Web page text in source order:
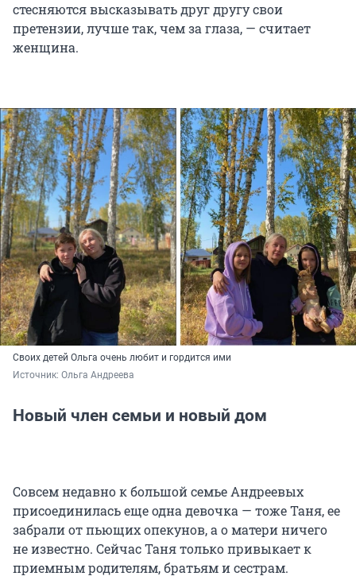
стесняются высказывать друг другу свои
претензии, лучше так, чем за глаза, — считает
женщина.
Своих детей Ольга очень любит и гордится ими
Источник: Ольга Андреева
Новый член семьи и новый дом
Совсем недавно к большой семье Андреевых
присоединилась еще одна девочка — тоже Таня, ее
забрали от пьющих опекунов, а о матери ничего
не известно. Сейчас Таня только привыкает к
приемным родителям, братьям и сестрам.